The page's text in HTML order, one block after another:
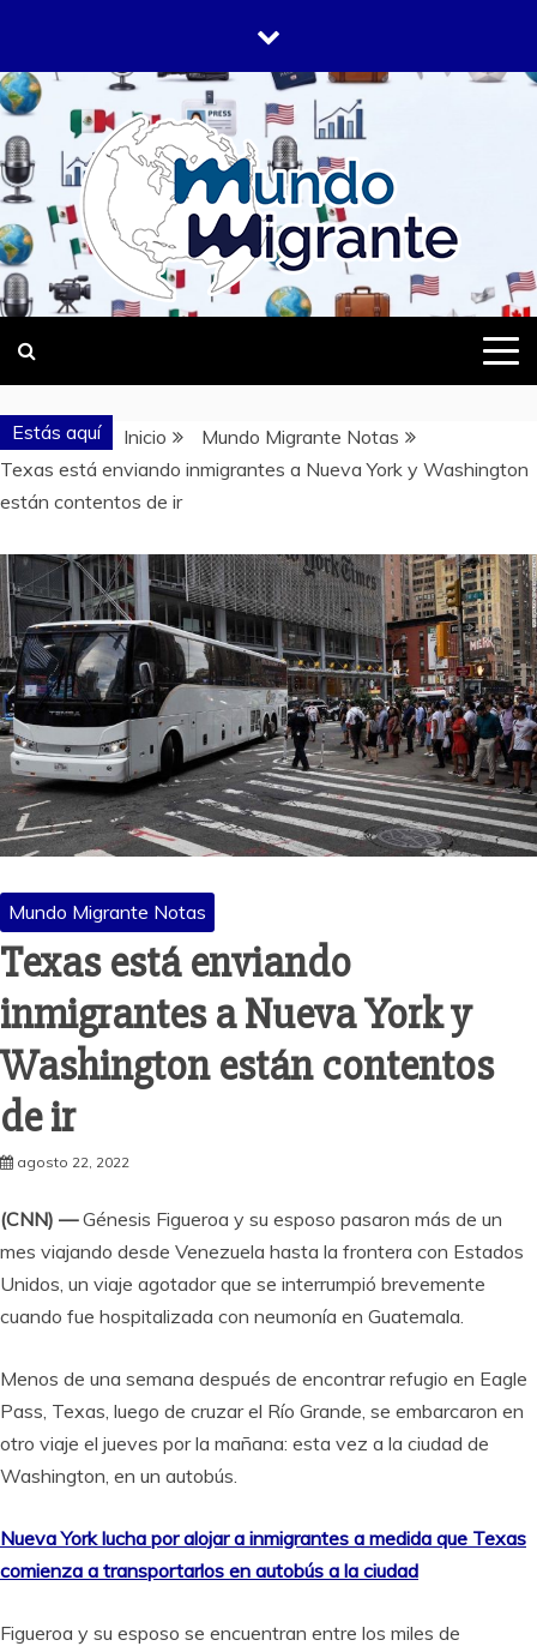
contenido
MUNDO
MIGRANTE
DONDE TODOS SOMOS MIGRANTES
Estás aquí Inicio
Mundo Migrante Notas
Texas está enviando inmigrantes a Nueva York y Washington
están contentos de ir
Mundo Migrante Notas
Texas está enviando
inmigrantes a Nueva York y
Washington están contentos
de ir
agosto 22, 2022
(CNN) —Génesis Figueroa y su esposo pasaron más de un
mes viajando desde Venezuela hasta la frontera con Estados
Unidos, un viaje agotador que se interrumpió brevemente
cuando fue hospitalizada con neumonía en Guatemala.
Menos de una semana después de encontrar refugio en Eagle
Pass, Texas, luego de cruzar el Río Grande, se embarcaron en
otro viaje el jueves por la mañana: esta vez a la ciudad de
Washington, en un autobús.
Nueva York lucha por alojar a inmigrantes a medida que Texas
comienza a transportarlos en autobús a la ciudad
Figueroa y su esposo se encuentran entre los miles de